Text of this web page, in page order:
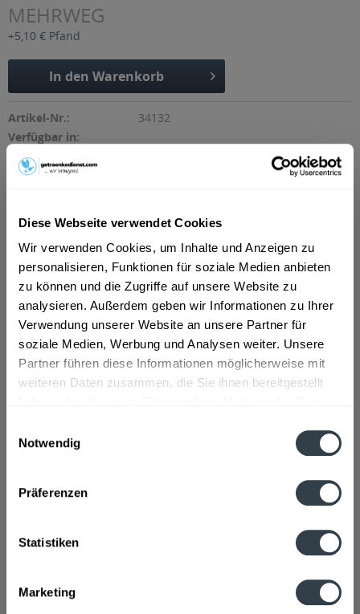
Diese Webseite verwendet Cookies
Wir verwenden Cookies, um Inhalte und Anzeigen zu
personalisieren, Funktionen für soziale Medien anbieten
zu können und die Zugriffe auf unsere Website zu
analysieren. Außerdem geben wir Informationen zu Ihrer
Verwendung unserer Website an unsere Partner für
soziale Medien, Werbung und Analysen weiter. Unsere
Partner führen diese Informationen möglicherweise mit
weiteren Daten zusammen, die Sie ihnen bereitgestellt
Notwendig
Präferenzen
Statistiken
Marketing
MEHRWEG
+5,10 € Pfand
In den Warenkorb
Artikel-Nr.:
34132
Verfügbar in:
Bergkamen Kamen
Emsdetten,Steinfurt Lüdinghausen,Hörstel,
,
Beschreibung
mehr
"Tönissteiner Apple Mix Exclusiv 24 x 0,25l"
Material:
Glas - Mehrweg
Flaschengröße:
0,2 - 0,33 l
Fragen zum Artikel?
Weitere Artikel von Tönissteiner
Mineralwasser, natürliches Apfelsaftaroma,...
Mineralwasser, natürliches Apfelsaftaroma, Kohlensäure,
Zitronensaftkonzentrat
mittels Großbuchstaben besonders hervorgehoben
Privatbrunnen Tönissteiner Sprudel, Heilbrunnen, Brohl-
Lützingmehr